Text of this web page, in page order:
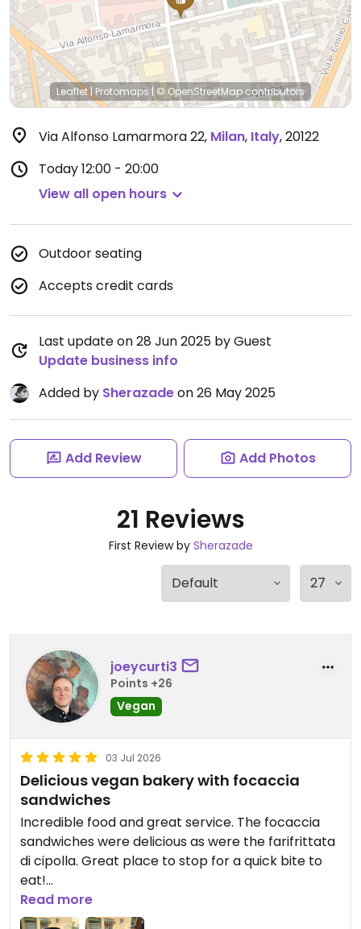
Leaflet|Protomaps | © OpenStreetMap contributors
Via Alfonso Lamarmora 22, Milan, Italy,20122
Today12:00 - 20:00
View all open hours
Outdoor seating
Accepts credit cards
Last update on 28 Jun 2025 by Guest
Update business info
Added by Sherazadeon 26 May 2025
Add Review Add Photos
21 Reviews
First Review by Sherazade
joeycurti3
Points +26
Vegan
03 Jul 2026
Delicious vegan bakery with focaccia
sandwiches
Incredible food and great service. The focaccia
sandwiches were delicious as were the farifrittata
di cipolla. Great place to stop for a quick bite to
eat!
Updated from previous review on 2026-07-03
Read more